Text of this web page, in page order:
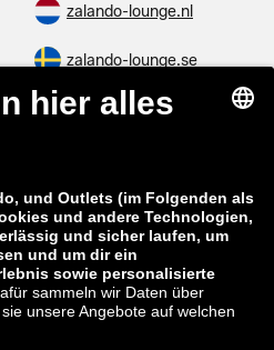
zalando-lounge.nl
zalando-lounge.se
zalando-lounge.dk
zalando-lounge.cz
zalando-lounge.sk
zalando-lounge.hr